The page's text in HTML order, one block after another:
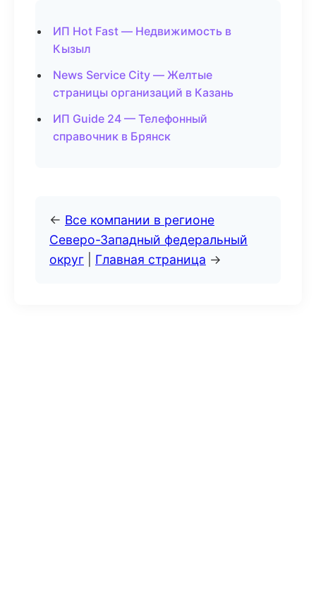
ИП Hot Fast — Недвижимость в
Кызыл
News Service City — Желтые
страницы организаций в Казань
ИП Guide 24 — Телефонный
справочник в Брянск
← Все компании в регионе
Северо-Западный федеральный
округ
Главная страница →